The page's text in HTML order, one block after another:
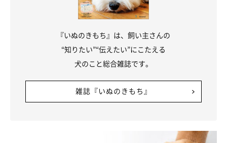
「お迎えした頃はまだ小さかったもち吉はどんどん大きくなって
いき、抱っこするたびに感慨深くなります。夫婦ふたりだけの身
軽なときも楽しかったですが、今は 『お散歩で誰々と会った
『こんなことあんなことがあったよ〜』
ち吉中心の話題が絶えない家庭になりました。
『本当にうちに来てくれてありがとう』
と毎日感謝
の気持ちでいっぱいです」
『いぬのきもち』は、飼い主さんの
“知りたい”“伝えたい”にこたえる
犬のこと総合雑誌です。
雑誌『いぬのきもち』